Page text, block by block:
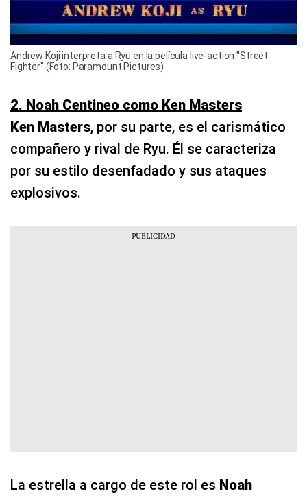
Andrew Koji interpreta a Ryu en la película live-action "Street
Fighter" (Foto: Paramount Pictures)
2. Noah Centineo como Ken Masters
Ken Masters, por su parte, es el carismático
compañero y rival de Ryu. Él se caracteriza
por su estilo desenfadado y sus ataques
explosivos.
La estrella a cargo de este rol es Noah